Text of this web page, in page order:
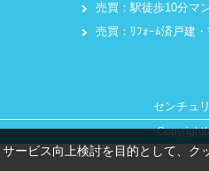
売買：駅徒歩10分マ
売買：ﾘﾌｫｰﾑ済戸建・
センチュ
ービス向上検討を目的として、ク